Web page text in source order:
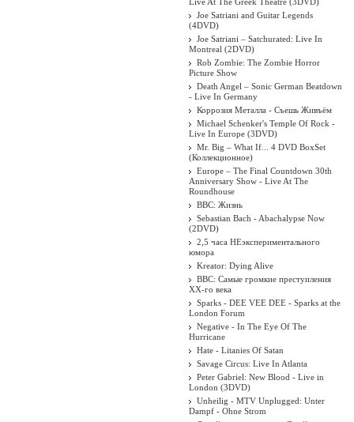
Joe Satriani and Guitar Legends
(4DVD)
Joe Satriani – Satchurated: Live In
Montreal (2DVD)
Rob Zombie: The Zombie Horror
Picture Show
Death Angel ‎– Sonic German Beatdown
- Live In Germany
Коррозия Металла - Съешь Живъём
Michael Schenker's Temple Of Rock -
Live In Europe (3DVD)
Mr. Big – What If... 4 DVD BoxSet
(Коллекционное)
Europe – The Final Countdown 30th
Anniversary Show - Live At The
Roundhouse
BBC: Жизнь
Sebastian Bach - Abachalypse Now
(2DVD)
2,5 часа НЕэкспериментального
юмора
Kreator: Dying Alive
BBC: Самые громкие преступления
XX-го века
Sparks - DEE VEE DEE - Sparks at the
London Forum
Negative - In The Eye Of The
Hurricane
Hate - Litanies Of Satan
Savage Circus: Live In Atlanta
Peter Gabriel: New Blood - Live in
London (3DVD)
Unheilig - MTV Unplugged: Unter
Dampf - Ohne Strom